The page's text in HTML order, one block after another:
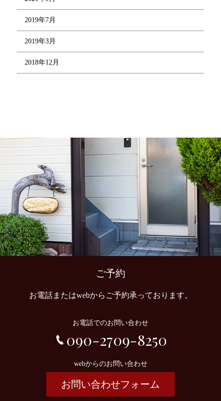
2019年7月
2019年3月
2018年12月
ご予約
お電話またはwebからご予約承っております。
お電話でのお問い合わせ
090-2709-8250
webからのお問い合わせ
お問い合わせフォーム